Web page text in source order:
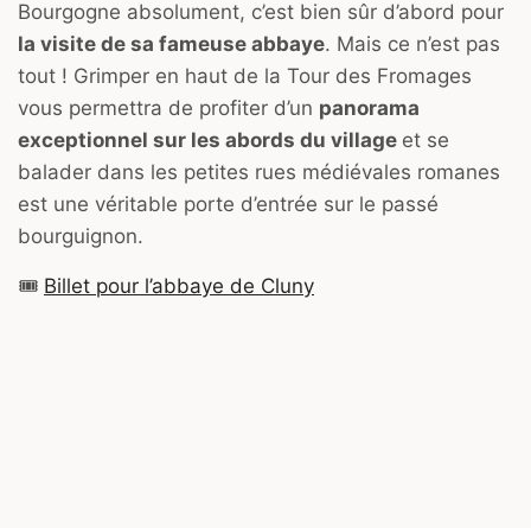
Bourgogne absolument, c’est bien sûr d’abord pour
la visite de sa fameuse abbaye. Mais ce n’est pas
tout ! Grimper en haut de la Tour des Fromages
vous permettra de profiter d’un panorama
exceptionnel sur les abords du village et se
balader dans les petites rues médiévales romanes
est une véritable porte d’entrée sur le passé
bourguignon.
🎟 Billet pour l’abbaye de Cluny